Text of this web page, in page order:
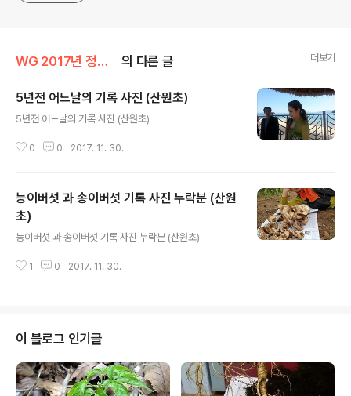
WG 2017년 정유년 기록 의 다른 글 더보기
5년전 어느날의 기록 사진 (산원초)
5년전 어느날의 기록 사진 (산원초)
0 0 2017. 11. 30.
능이버섯 과 송이버섯 기록 사진 누락분 (산원
초)
능이버섯 과 송이버섯 기록 사진 누락분 (산원초)
1 0 2017. 11. 30.
이 블로그 인기글